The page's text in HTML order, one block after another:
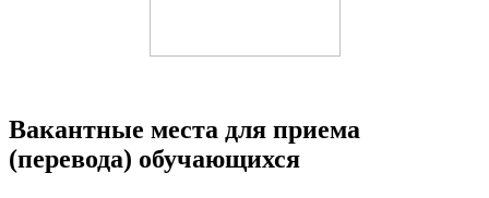
Вакантные места для приема
(перевода) обучающихся